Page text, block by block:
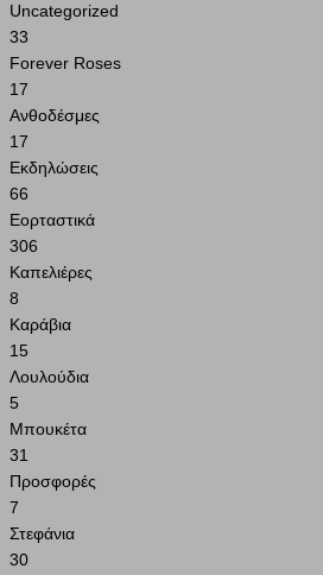
Uncategorized
33
Forever Roses
17
Ανθοδέσμες
17
Εκδηλώσεις
66
Εορταστικά
306
Καπελιέρες
8
Καράβια
15
Λουλούδια
5
Μπουκέτα
31
Προσφορές
7
Στεφάνια
30